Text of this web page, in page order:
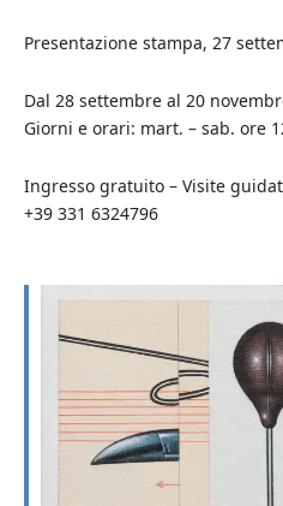
Presentazione stampa, 27
Dal 28 settembre al 20
Giorni e orari: mart. – sab. ore
Ingresso gratuito – Visite
+39 331 6324796